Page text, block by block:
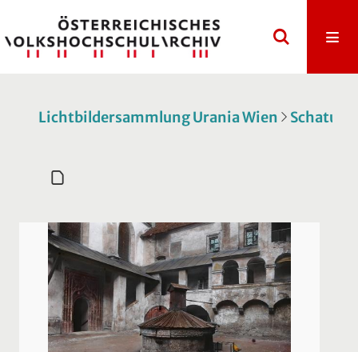
Lichtbildersammlung Urania Wien